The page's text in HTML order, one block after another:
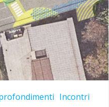
Incontri